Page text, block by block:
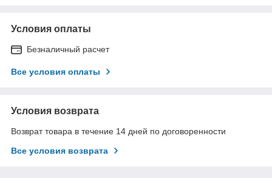
Условия оплаты
Безналичный расчет
Все условия оплаты
Условия возврата
Возврат товара в течение 14 дней по договоренности
Все условия возврата